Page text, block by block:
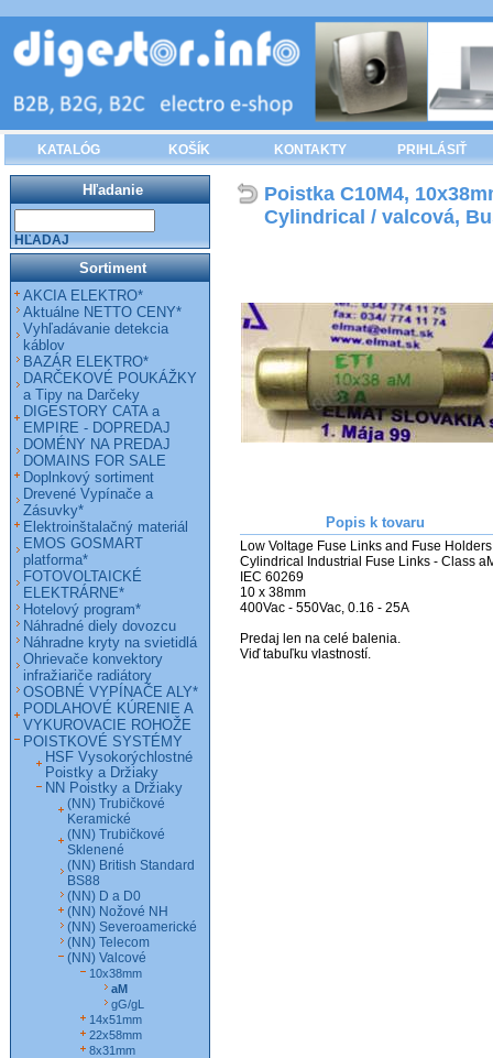
KATALÓG KOŠÍK KONTAKTY PRIHLÁSIŤ
Poistka C10M4,
Cylindrical / valcová,
Popis k tovaru
Low Voltage Fuse Links and Fuse Holders
Cylindrical Industrial Fuse Links - Class
IEC 60269
10 x 38mm
400Vac - 550Vac, 0.16 - 25A
Predaj len na celé balenia.
Hľadanie
HĽADAJ
Sortiment
AKCIA ELEKTRO*
Aktuálne NETTO CENY*
Vyhľadávanie detekcia
káblov
BAZÁR ELEKTRO*
DARČEKOVÉ POUKÁŽKY
a Tipy na Darčeky
DIGESTORY CATA a
EMPIRE - DOPREDAJ
DOMÉNY NA PREDAJ
DOMAINS FOR SALE
Doplnkový sortiment
Drevené Vypínače a
Zásuvky*
Elektroinštalačný materiál
EMOS GOSMART
platforma*
FOTOVOLTAICKÉ
ELEKTRÁRNE*
Hotelový program*
Náhradné diely dovozcu
Náhradne kryty na svietidlá
Ohrievače konvektory
infražiariče radiátory
OSOBNÉ VYPÍNAČE ALY*
PODLAHOVÉ KÚRENIE A
VYKUROVACIE ROHOŽE
POISTKOVÉ SYSTÉMY
HSF Vysokorýchlostné
Poistky a Držiaky
NN Poistky a Držiaky
(NN) Trubičkové
Keramické
(NN) Trubičkové
Sklenené
(NN) British Standard
BS88
(NN) D a D0
(NN) Nožové NH
(NN) Severoamerické
(NN) Telecom
(NN) Valcové
10x38mm
aM
gG/gL
14x51mm
22x58mm
8x31mm